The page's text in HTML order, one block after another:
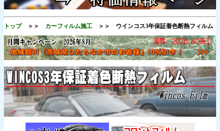
トップ＞＞ カーフィルム施工 ＞＞ ウインコス3年保証着色断熱フィルム